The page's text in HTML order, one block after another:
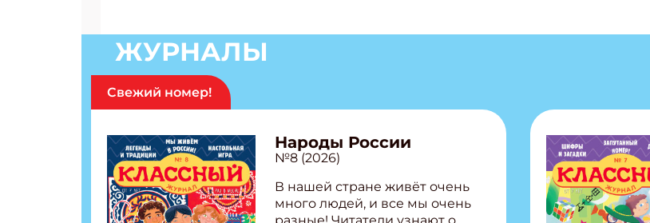
ЖУРНАЛЫ
Свежий номер!
Народы России
№8 (2026)
В нашей стране живёт очень
много людей, и все мы очень
Укажите имя
Укажите Ваш Email